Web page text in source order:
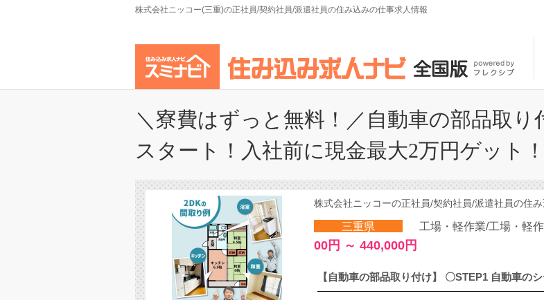
株式会社ニッコー(三重)の正社員/契約社員/派遣社員の住み込みの仕事求人情報
＼寮費はずっと無料！／自動車の部品取
スタート！入社前に現金最大2万円ゲット
株式会社ニッコーの正社員/契約社員/派遣社員の住
三重県 工場・軽作業/工場・軽
00円 ～ 440,000円